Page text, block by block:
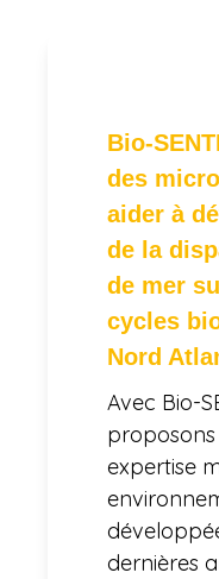
Bio-
des
aider à
de la
de mer
cycles
Nord
Avec Bio-
expertise
dernières